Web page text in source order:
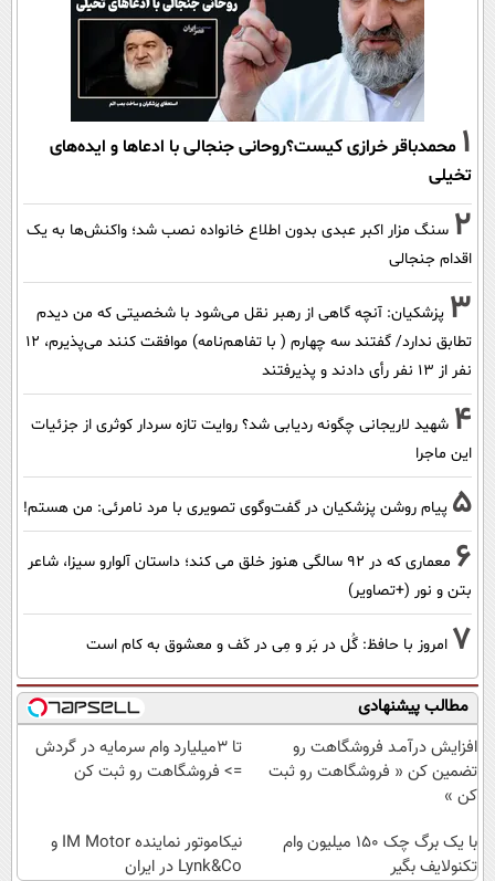
1 محمدباقر خرازی کیست؟روحانی جنجالی با ادعاها و ایده‌های
تخیلی
2 سنگ مزار اکبر عبدی بدون اطلاع خانواده نصب شد؛ واکنش‌ها به یک
اقدام جنجالی
3 پزشکیان‌: آنچه گاهی از رهبر نقل می‌شود با شخصیتی که من دیدم
تطابق ندارد/ گفتند سه چهارم ( با تفاهم‌نامه) موافقت کنند می‌پذیرم، 12
نفر از 13 نفر رأی دادند و پذیرفتند
4 شهید لاریجانی چگونه ردیابی شد؟ روایت تازه سردار کوثری از جزئیات
این ماجرا
5 پیام روشن پزشکیان در گفت‌و‌گوی تصویری با مرد نامرئی: من هستم!
6
معماری که در 92 سالگی هنوز خلق می کند؛ داستان آلوارو سیزا، شاعر
بتن و نور (+تصاویر)
7 امروز با حافظ: گُل در بَر و مِی در کَف و معشوق به کام است
مطالب پیشنهادی
افزایش درآمـد فروشگاهت رو
تضمین کن « فروشگاهت رو ثبت
کن »
تا 3میلیارد وام سرمایه در گردش
=> فروشگاهت رو ثبت کن
با یک برگ چک 150 میلیون وام
تکنولایف بگیر
نیکاموتور نماینده IM Motor و
Lynk&Co در ایران